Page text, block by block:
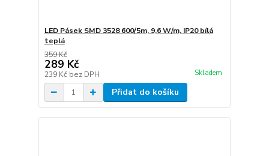
LED Pásek SMD 3528 600/5m, 9,6 W/m, IP20 bílá
teplá
359 Kč
289 Kč
239 Kč bez DPH Skladem
Přidat do košíku